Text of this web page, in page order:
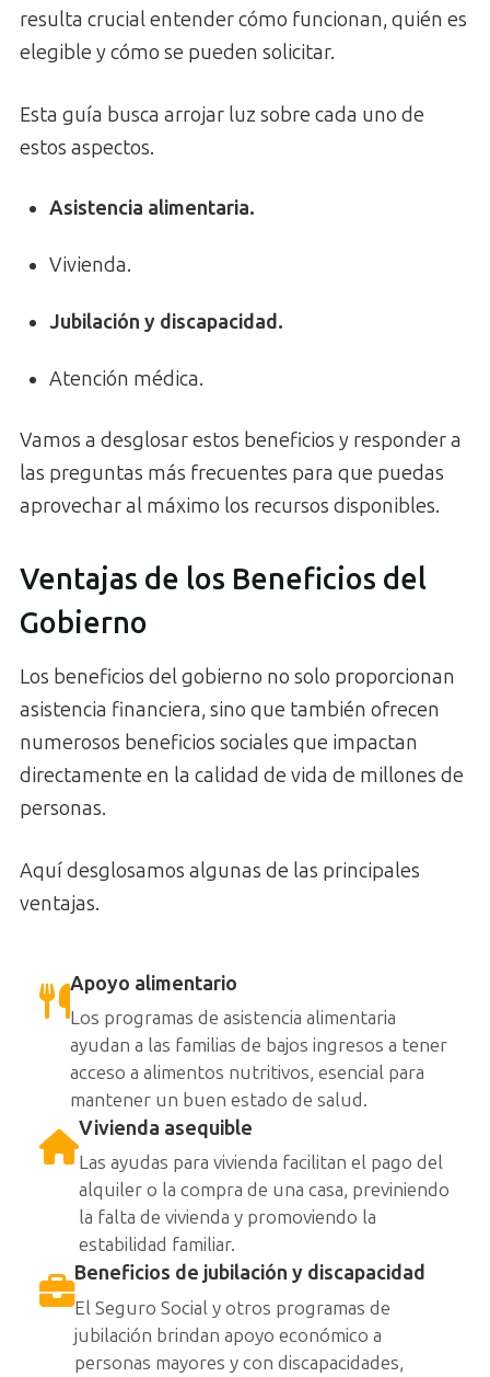
resulta crucial entender cómo funcionan, quién es
elegible y cómo se pueden solicitar.
Esta guía busca arrojar luz sobre cada uno de
estos aspectos.
Asistencia alimentaria.
Vivienda.
Jubilación y discapacidad.
Atención médica.
Vamos a desglosar estos beneficios y responder a
las preguntas más frecuentes para que puedas
aprovechar al máximo los recursos disponibles.
Ventajas de los Beneficios del
Gobierno
Los beneficios del gobierno no solo proporcionan
asistencia financiera, sino que también ofrecen
numerosos beneficios sociales que impactan
directamente en la calidad de vida de millones de
personas.
Aquí desglosamos algunas de las principales
ventajas.
Apoyo alimentario
Los programas de asistencia alimentaria
ayudan a las familias de bajos ingresos a tener
acceso a alimentos nutritivos, esencial para
mantener un buen estado de salud.
Vivienda asequible
Las ayudas para vivienda facilitan el pago del
alquiler o la compra de una casa, previniendo
la falta de vivienda y promoviendo la
estabilidad familiar.
Beneficios de jubilación y discapacidad
El Seguro Social y otros programas de
jubilación brindan apoyo económico a
personas mayores y con discapacidades,